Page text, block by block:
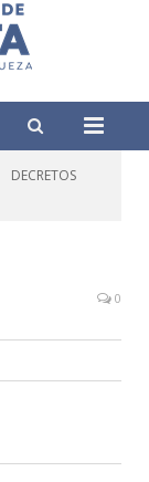
DECRETOS
0